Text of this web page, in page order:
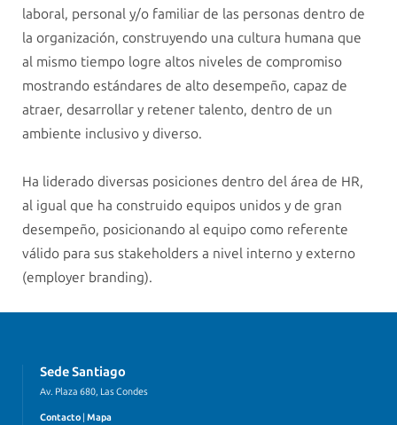
laboral, personal y/o familiar de las personas dentro de
la organización, construyendo una cultura humana que
al mismo tiempo logre altos niveles de compromiso
mostrando estándares de alto desempeño, capaz de
atraer, desarrollar y retener talento, dentro de un
ambiente inclusivo y diverso.
Ha liderado diversas posiciones dentro del área de HR,
al igual que ha construido equipos unidos y de gran
desempeño, posicionando al equipo como referente
válido para sus stakeholders a nivel interno y externo
(employer branding).
Sede Santiago
Av. Plaza 680, Las Condes
Contacto Mapa